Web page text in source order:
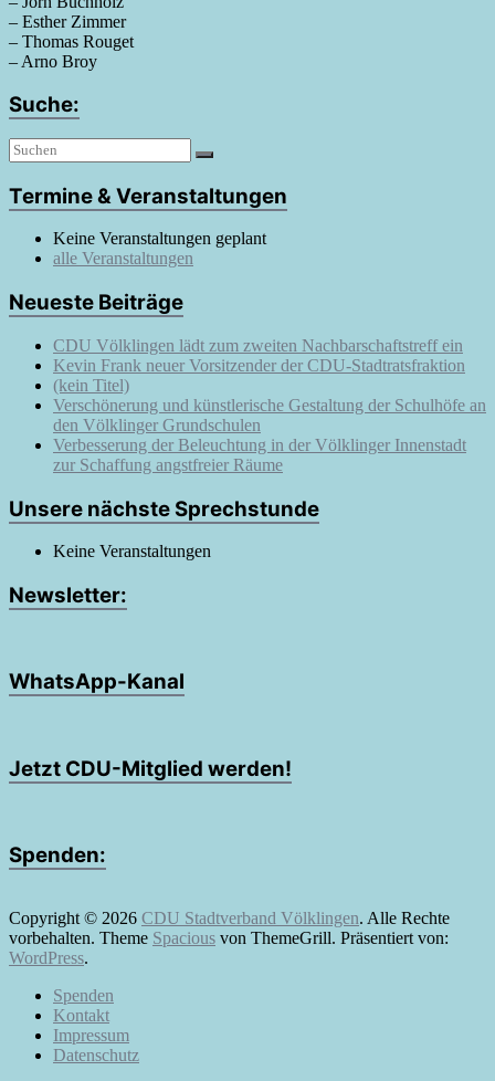
– Esther Zimmer
– Thomas Rouget
– Arno Broy
Suche:
Termine & Veranstaltungen
Keine Veranstaltungen geplant
alle Veranstaltungen
Neueste Beiträge
CDU Völklingen lädt zum zweiten Nachbarschaftstreff ein
Kevin Frank neuer Vorsitzender der CDU-Stadtratsfraktion
(kein Titel)
Verschönerung und künstlerische Gestaltung der Schulhöfe an
den Völklinger Grundschulen
Verbesserung der Beleuchtung in der Völklinger Innenstadt
zur Schaffung angstfreier Räume
Unsere nächste Sprechstunde
Keine Veranstaltungen
Newsletter:
WhatsApp-Kanal
Jetzt CDU-Mitglied werden!
Spenden:
Copyright © 2026 CDU Stadtverband Völklingen. Alle Rechte
vorbehalten. Theme Spacious von ThemeGrill. Präsentiert von:
WordPress.
Spenden
Kontakt
Impressum
Datenschutz